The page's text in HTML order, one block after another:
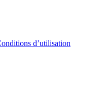
d’utilisation